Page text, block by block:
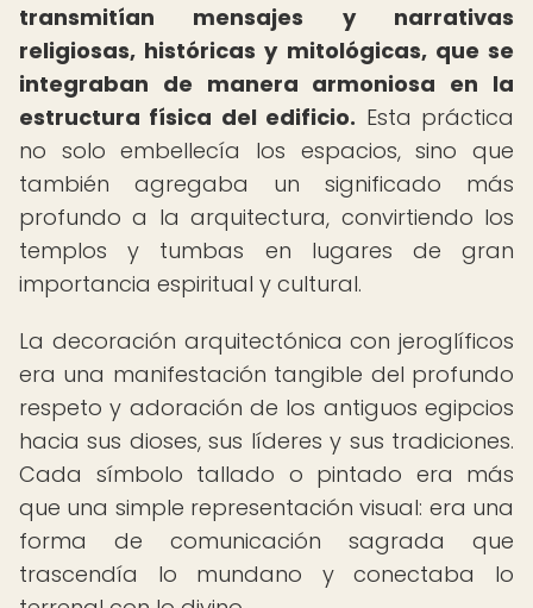
transmitían mensajes y narrativas
religiosas, históricas y mitológicas, que se
integraban de manera armoniosa en la
estructura física del edificio. Esta práctica
no solo embellecía los espacios, sino que
también agregaba un significado más
profundo a la arquitectura, convirtiendo los
templos y tumbas en lugares de gran
importancia espiritual y cultural.
La decoración arquitectónica con jeroglíficos
era una manifestación tangible del profundo
respeto y adoración de los antiguos egipcios
hacia sus dioses, sus líderes y sus tradiciones.
Cada símbolo tallado o pintado era más
que una simple representación visual: era una
forma de comunicación sagrada que
trascendía lo mundano y conectaba lo